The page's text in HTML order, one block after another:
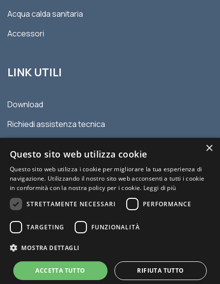
Acqua calda sanitaria
Accessori
LINK UTILI
Download
Richiedi assistenza tecnica
Condizioni generali di vendita
© 2026 MYDATEC | P.IVA 00977120336 | Sito creato da Italia
Web Agency Milano
×
Questo sito web utilizza cookie
Questo sito web utilizza i cookie per migliorare la tua esperienza di
navigazione. Utilizzando il nostro sito web acconsenti a tutti i cookie
in conformità con la nostra policy per i cookie. Leggi di più
STRETTAMENTE NECESSARI
PERFORMANCE
TARGETING FUNZIONALITÀ
MOSTRA DETTAGLI
ACCETTA TUTTO RIFIUTA TUTTO